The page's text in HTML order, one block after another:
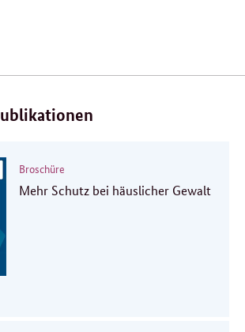
Broschüre
Mehr Schutz bei häuslicher Gewalt